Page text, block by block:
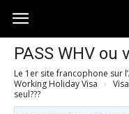
Australia-
australie.com
PASS WHV ou
Le 1er site francophone sur
Working Holiday Visa ›
seul???